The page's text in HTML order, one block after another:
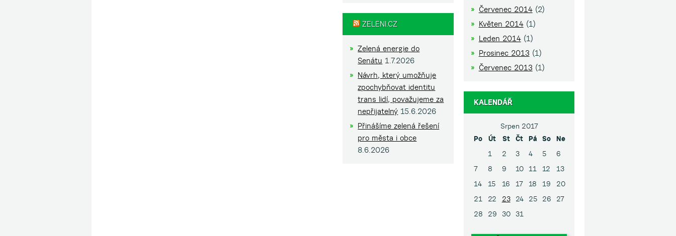
ZELENI.CZ
Zelená energie do
Senátu 1.7.2026
Návrh, který umožňuje
zpochybňovat identitu
trans lidí, považujeme za
nepřijatelný 15.6.2026
Přinášíme zelená řešení
pro města i obce
8.6.2026
Červenec 2014(2)
Květen 2014(1)
Leden 2014(1)
Prosinec 2013 (1)
Červenec 2013 (1)
KALENDÁŘ
Srpen 2017
Po
Út St Čt Pá So
Ne
1
2 3 4 5
6
7
8 9 10 11 12
13
14
15 16 17 18 19
20
21
22 23 24 25 26
27
28
29 30 31